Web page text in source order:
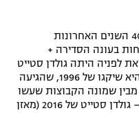
* בוסטון היא הקבוצה התשיעית ב-40 השנים האחרונות
או פחות בעונה הסדירה +
זאת לפניה היתה גולדן סטייט
של 2017 (15:79). שיאנית כל הזמנים היא שיקגו של 1996, שהגיעה
עם מאזן בלתי נתפס של 11:83. מבין שמונה הקבוצות שעשו
זאת עד כה, רק אחת הפסידה בגמר – גולדן סטייט של 2016 (מאזן